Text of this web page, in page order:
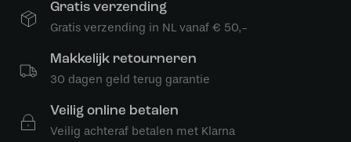
Gratis verzending
Gratis verzending in NL vanaf € 50,-
Makkelijk retourneren
30 dagen geld terug garantie
Veilig online betalen
Veilig achteraf betalen met Klarna